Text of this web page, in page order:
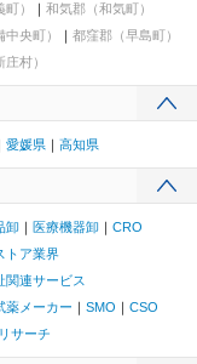
）
和気郡（和気町）
央町）
都窪郡（早島町）
村）
愛媛県 高知県
卸 医療機器卸
CRO
トア業界
関連サービス
薬メーカー SMO
CSO
サーチ